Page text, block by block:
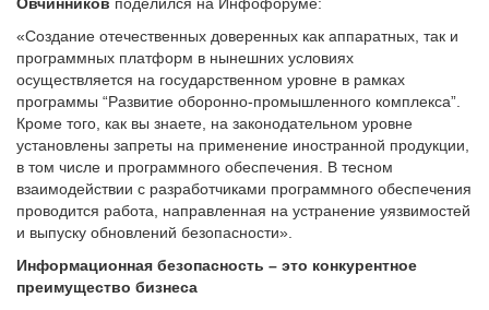
«Создание отечественных доверенных как аппаратных, так и
программных платформ в нынешних условиях
осуществляется на государственном уровне в рамках
программы “Развитие оборонно-промышленного комплекса”.
Кроме того, как вы знаете, на законодательном уровне
установлены запреты на применение иностранной продукции,
в том числе и программного обеспечения. В тесном
взаимодействии с разработчиками программного обеспечения
проводится работа, направленная на устранение уязвимостей
и выпуску обновлений безопасности».
Информационная безопасность – это конкурентное
преимущество бизнеса